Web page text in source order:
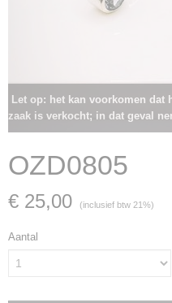
Let op: het kan voorkomen dat
zaak is verkocht; in dat geval
OZD0805
€ 25,00 (inclusief btw 21%)
Aantal